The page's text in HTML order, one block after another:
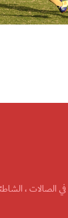
الصالات ،